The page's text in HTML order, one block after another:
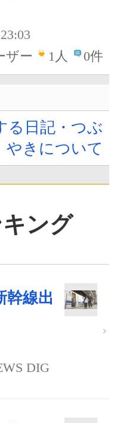
ザー
1人 0件
る日記・つぶ
やきについて
キング
幹線出
DIG